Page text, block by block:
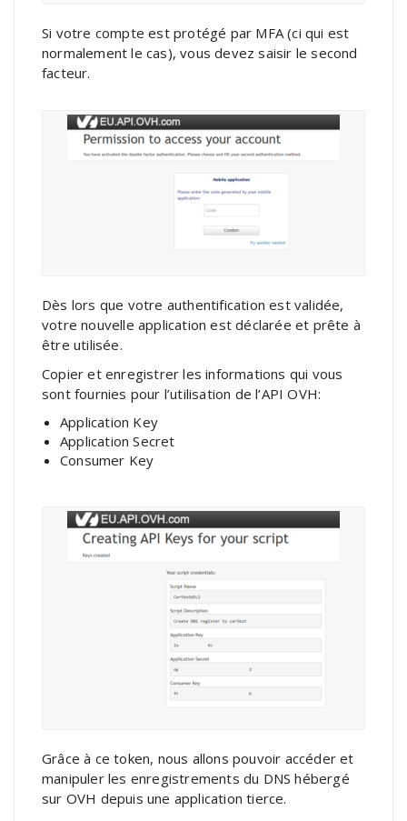
Si votre compte est protégé par MFA (ci qui est
normalement le cas), vous devez saisir le second
facteur.
Dès lors que votre authentification est validée,
votre nouvelle application est déclarée et prête à
être utilisée.
Copier et enregistrer les informations qui vous
sont fournies pour l’utilisation de l’API OVH:
Application Key
Application Secret
Consumer Key
Grâce à ce token, nous allons pouvoir accéder et
manipuler les enregistrements du DNS hébergé
sur OVH depuis une application tierce.